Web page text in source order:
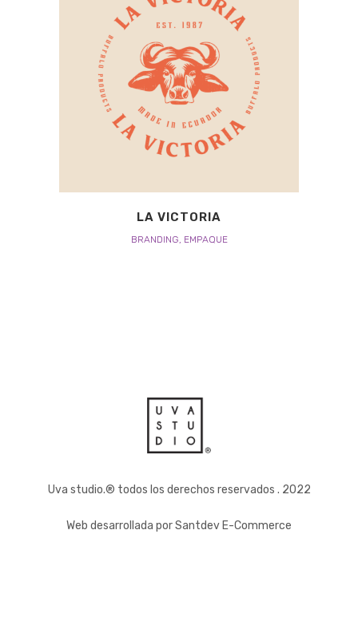
LA VICTORIA
BRANDING, EMPAQUE
Uva studio.® todos los derechos reservados . 2022
Web desarrollada porSantdev E-Commerce